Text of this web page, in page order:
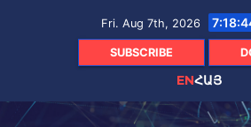
Fri. Aug 7th, 2026
SUBSCRIBE
ENՀԱՅ